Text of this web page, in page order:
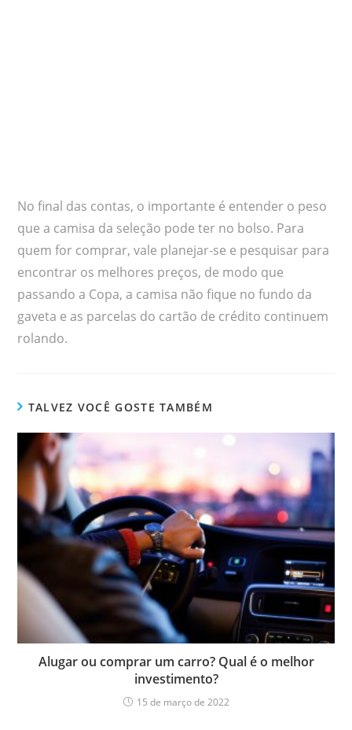
No final das contas, o importante é entender o peso
que a camisa da seleção pode ter no bolso. Para
quem for comprar, vale planejar-se e pesquisar para
encontrar os melhores preços, de modo que
passando a Copa, a camisa não fique no fundo da
gaveta e as parcelas do cartão de crédito continuem
rolando.
TALVEZ VOCÊ GOSTE TAMBÉM
Alugar ou comprar um carro? Qual é o melhor
investimento?
15 de março de 2022